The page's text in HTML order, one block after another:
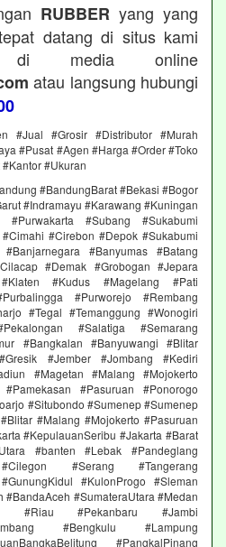
RUBBER yang yang
datang di situs kami
di media online
atau langsung hubungi
#Jual #Grosir #Distributor #Murah
#Pusat #Agen #Harga #Order #Toko
#Ukuran
#BandungBarat #Bekasi #Bogor
#Indramayu #Karawang #Kuningan
#Purwakarta #Subang #Sukabumi
#Cirebon #Depok #Sukabumi
#Banyumas #Batang
#Demak #Grobogan #Jepara
#Kudus #Magelang #Pati
#Purworejo #Rembang
#Tegal #Temanggung #Wonogiri
#Salatiga #Semarang
#Bangkalan #Banyuwangi #Blitar
#Jember #Jombang #Kediri
#Magetan #Malang #Mojokerto
#Pasuruan #Ponorogo
#Situbondo #Sumenep #Sumenep
#Malang #Mojokerto #Pasuruan
#KepulauanSeribu #Jakarta #Barat
#banten #Lebak #Pandeglang
#Serang #Tangerang
#KulonProgo #Sleman
#BandaAceh #SumateraUtara #Medan
#Riau #Pekanbaru #Jambi
#Bengkulu #Lampung
#PangkalPinang